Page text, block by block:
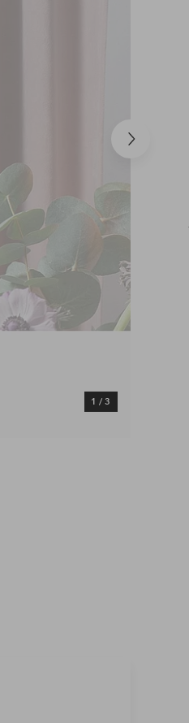
Neste
produkt
1 / 3